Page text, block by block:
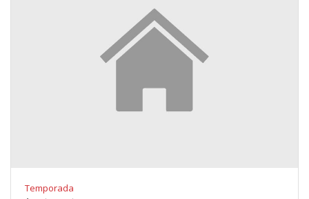
Temporada